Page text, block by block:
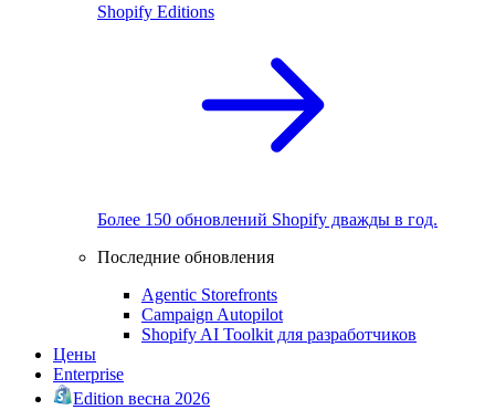
Shopify Editions
Более 150 обновлений Shopify дважды в год.
Последние обновления
Agentic Storefronts
Campaign Autopilot
Shopify AI Toolkit для разработчиков
Цены
Enterprise
Edition весна 2026